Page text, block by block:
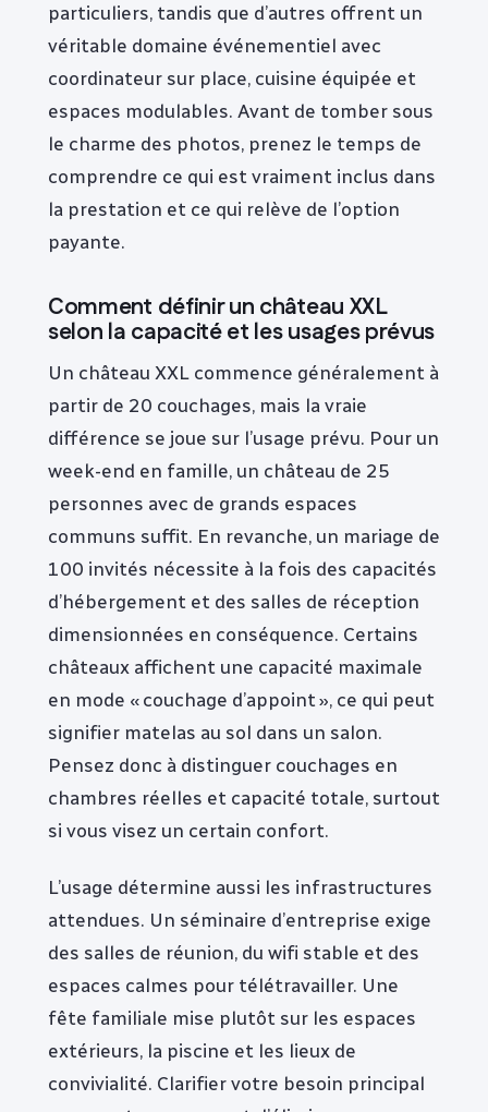
particuliers, tandis que d’autres offrent un
véritable domaine événementiel avec
coordinateur sur place, cuisine équipée et
espaces modulables. Avant de tomber sous
le charme des photos, prenez le temps de
comprendre ce qui est vraiment inclus dans
la prestation et ce qui relève de l’option
payante.
Comment définir un château XXL
selon la capacité et les usages prévus
Un château XXL commence généralement à
partir de 20 couchages, mais la vraie
différence se joue sur l’usage prévu. Pour un
week-end en famille, un château de 25
personnes avec de grands espaces
communs suffit. En revanche, un mariage de
100 invités nécessite à la fois des capacités
d’hébergement et des salles de réception
dimensionnées en conséquence. Certains
châteaux affichent une capacité maximale
en mode « couchage d’appoint », ce qui peut
signifier matelas au sol dans un salon.
Pensez donc à distinguer couchages en
chambres réelles et capacité totale, surtout
si vous visez un certain confort.
L’usage détermine aussi les infrastructures
attendues. Un séminaire d’entreprise exige
des salles de réunion, du wifi stable et des
espaces calmes pour télétravailler. Une
fête familiale mise plutôt sur les espaces
extérieurs, la piscine et les lieux de
convivialité. Clarifier votre besoin principal